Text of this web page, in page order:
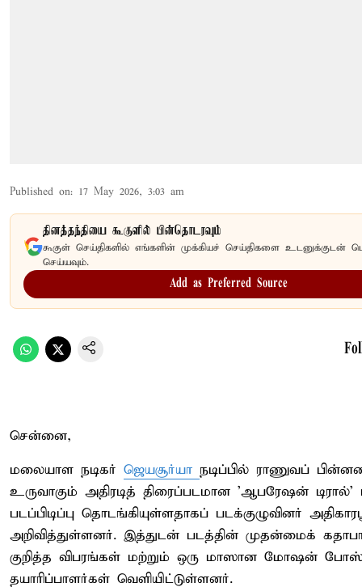
Published on: 17 May 2026, 3:03 am
தினத்தந்தியை கூகுளில் பின்தொடரவும்
கூகுள் செய்திகளில் எங்களின் முக்கியச் செய்திகளை உடனுக்குடன்
செய்யவும்.
Add as Preferred Source
சென்னை,
மலையாள நடிகர் ஜெயசூர்யா நடிப்பில் ராணுவப்
உருவாகும் அதிரடித் திரைப்படமான 'ஆபரேஷன் டிரால்'
படப்பிடிப்பு தொடங்கியுள்ளதாகப் படக்குழுவினர்
அறிவித்துள்ளனர். இத்துடன் படத்தின் முதன்மைக்
குறித்த விபரங்கள் மற்றும் ஒரு மாஸான மோஷன்
தயாரிப்பாளர்கள் வெளியிட்டுள்ளனர்.